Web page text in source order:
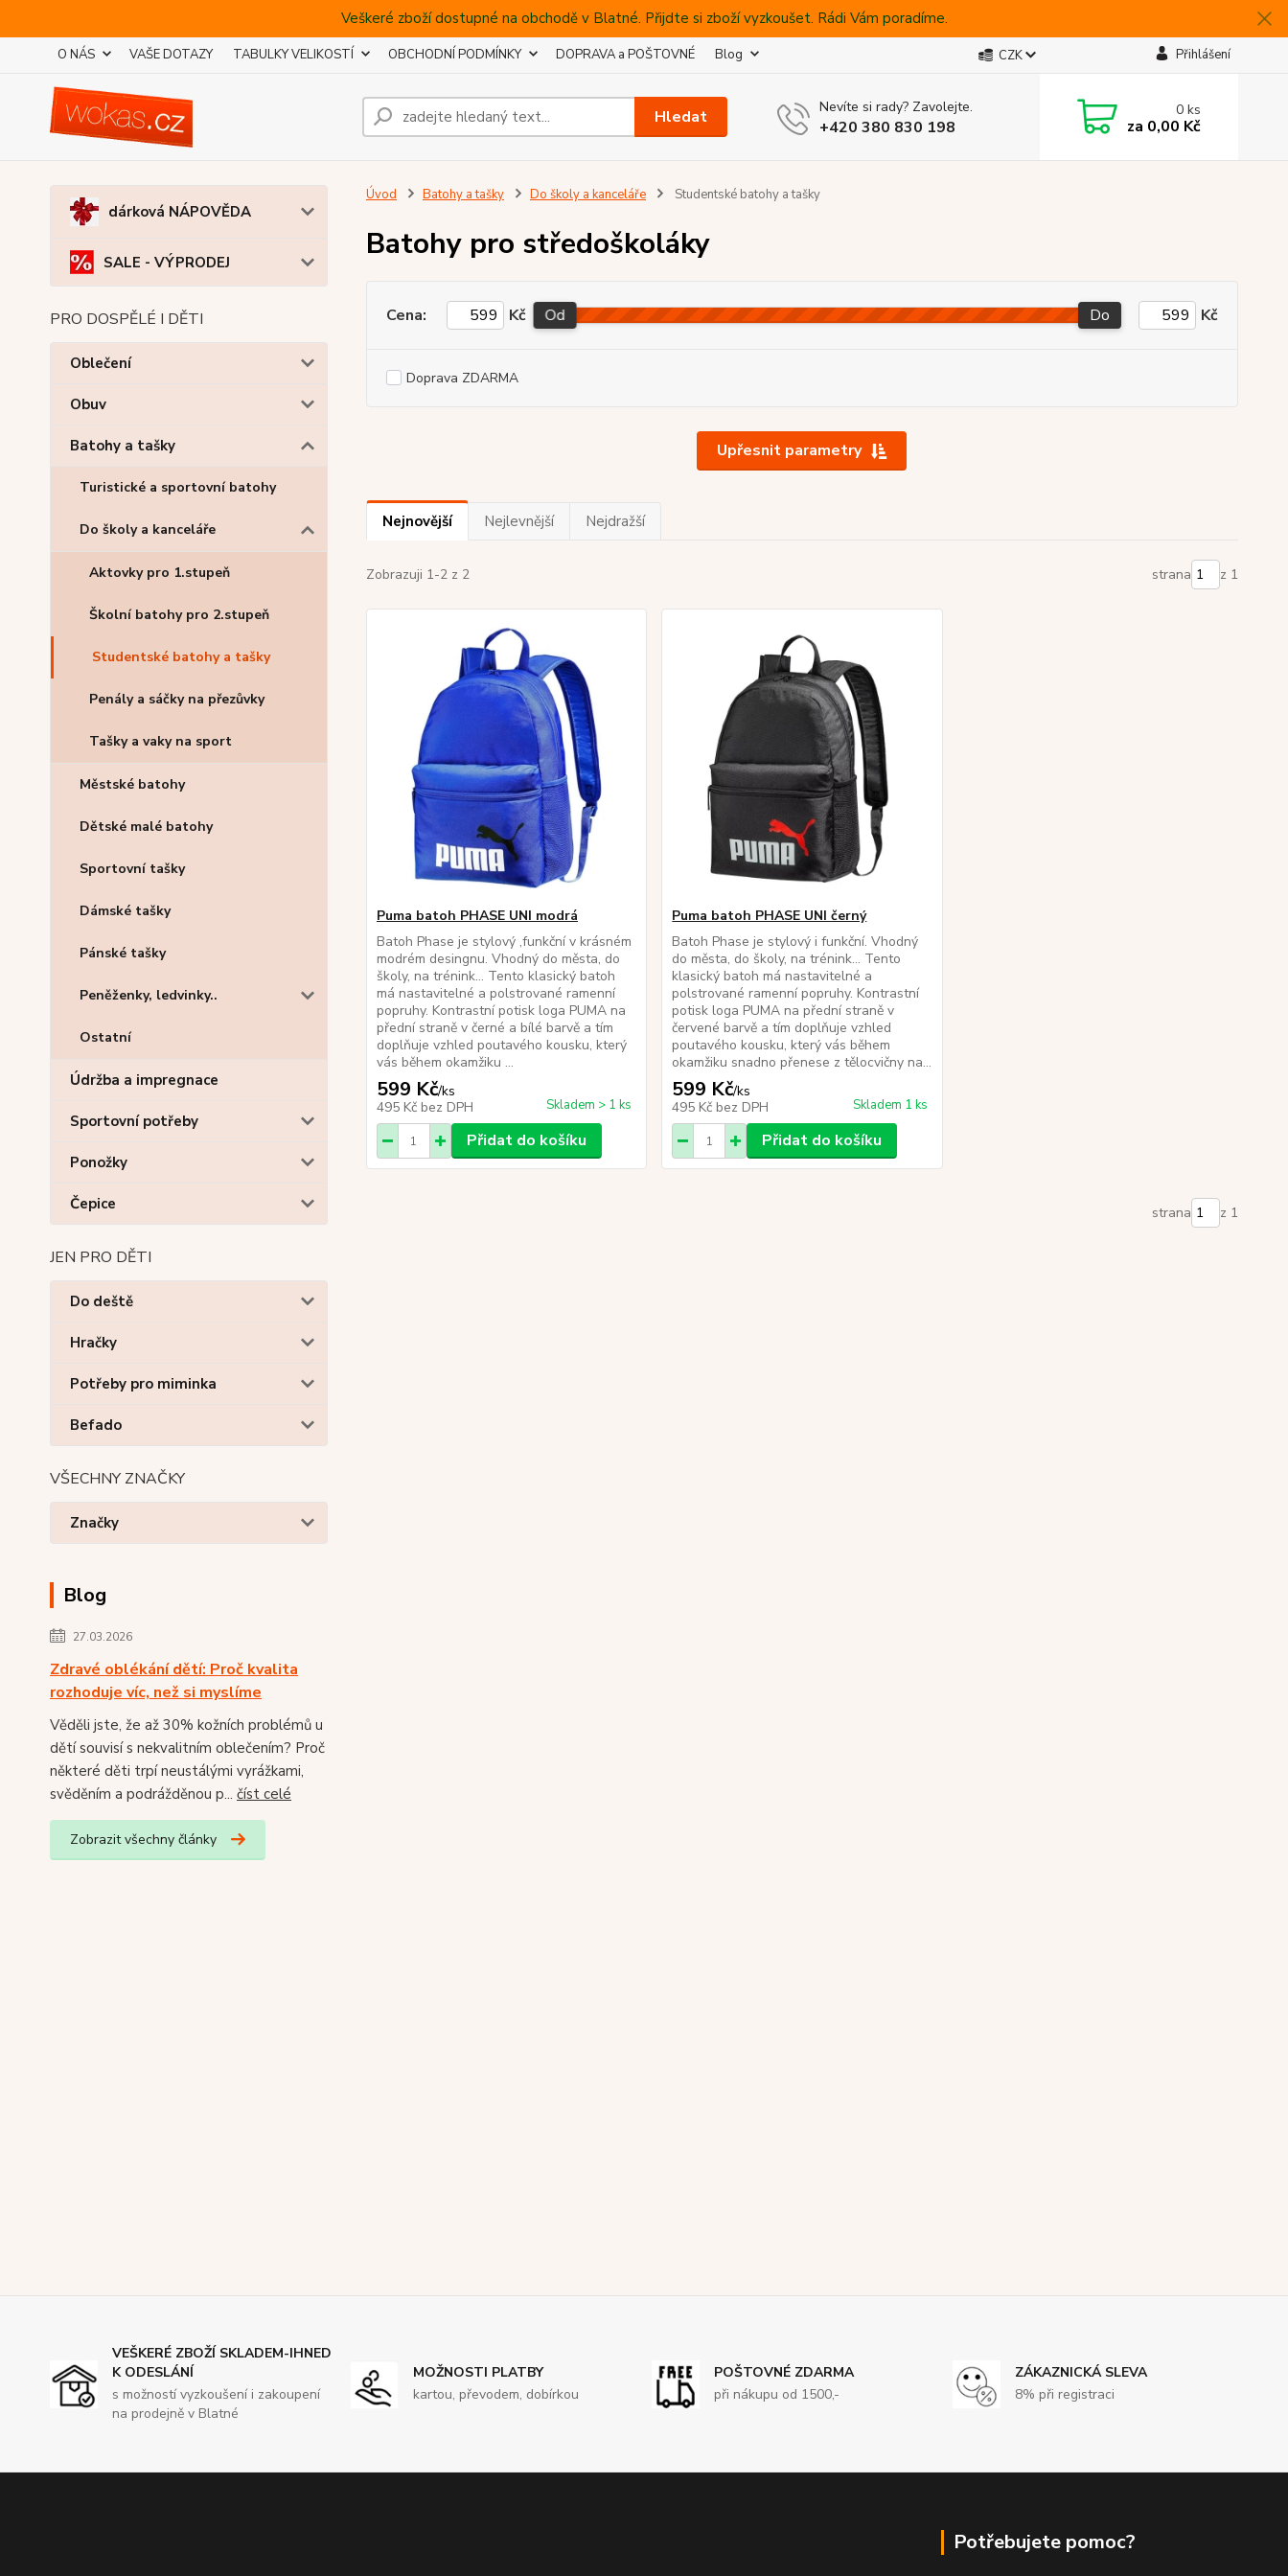
Veškeré zboží dostupné na obchodě v Blatné. Přijdte si zboží vyzkoušet. Rádi Vám poradíme.
O NÁS VAŠE DOTAZY TABULKY VELIKOSTÍ OBCHODNÍ PODMÍNKY DOPRAVA a POŠTOVNÉ Blog CZK Přihlášení
Hledat Nevíte si rady? Zavolejte.
+420 380 830 198
0ks
za 0,00 Kč
dárková NÁPOVĚDA
SALE - VÝPRODEJ
PRO DOSPĚLÉ I DĚTI
Oblečení
Obuv
Batohy a tašky
Turistické a sportovní batohy
Do školy a kanceláře
Aktovky pro 1.stupeň
Školní batohy pro 2.stupeň
Studentské batohy a tašky
Penály a sáčky na přezůvky
Tašky a vaky na sport
Městské batohy
Dětské malé batohy
Sportovní tašky
Dámské tašky
Pánské tašky
Peněženky, ledvinky..
Ostatní
Údržba a impregnace
Sportovní potřeby
Ponožky
Čepice
JEN PRO DĚTI
Do deště
Hračky
Potřeby pro miminka
Befado
VŠECHNY ZNAČKY
Značky
Blog
27.03.2026
Zdravé oblékání dětí: Proč kvalita
rozhoduje víc, než si myslíme
Věděli jste, že až 30% kožních problémů u
dětí souvisí s nekvalitním oblečením? Proč
některé děti trpí neustálými vyrážkami,
svěděním a podrážděnou p... číst celé
Zobrazit všechny články
Úvod Batohy a tašky Do školy a kanceláře Studentské batohy a tašky
Batohy pro středoškoláky
Upřesnit parametry
Cena: Kč Od Do Kč
Doprava ZDARMA
Nejnovější Nejlevnější Nejdražší
Zobrazuji 1-2 z 2 strana z 1
Puma batoh PHASE UNI modrá
Batoh Phase je stylový ,funkční v krásném
modrém desingnu. Vhodný do města, do
školy, na trénink... Tento klasický batoh
má nastavitelné a polstrované ramenní
popruhy. Kontrastní potisk loga PUMA na
přední straně v černé a bílé barvě a tím
doplňuje vzhled poutavého kousku, který
vás během okamžiku ...
599 Kč/ks
495 Kč bez DPH Skladem > 1 ks
Přidat do košíku
Puma batoh PHASE UNI černý
Batoh Phase je stylový i funkční. Vhodný
do města, do školy, na trénink... Tento
klasický batoh má nastavitelné a
polstrované ramenní popruhy. Kontrastní
potisk loga PUMA na přední straně v
červené barvě a tím doplňuje vzhled
poutavého kousku, který vás během
okamžiku snadno přenese z tělocvičny na...
599 Kč/ks
495 Kč bez DPH Skladem 1 ks
Přidat do košíku
strana z 1
VEŠKERÉ ZBOŽÍ SKLADEM-IHNED
K ODESLÁNÍ
s možností vyzkoušení i zakoupení
na prodejně v Blatné
MOŽNOSTI PLATBY
kartou, převodem, dobírkou
POŠTOVNÉ ZDARMA
při nákupu od 1500,-
ZÁKAZNICKÁ SLEVA
8% při registraci
Potřebujete pomoc?